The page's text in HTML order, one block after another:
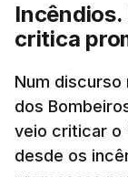
Incêndios.
critica
Num discurso
dos
veio criticar o
desde os